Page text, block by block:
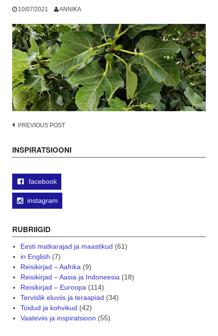
10/07/2021 ANNIKA
Post
PREVIOUS POST
INSPIRATSIOONI
facebook
instagram
RUBRIIGID
Eesti matkarajad ja maastikud (61)
in English (7)
Reisikirjad – Aafrika (9)
Reisikirjad – Aasia ja Indoneesia (18)
Reisikirjad – Euroopa (114)
Tervislik eluviis ja teraapiad (34)
Toidud ja kohvikud (42)
Vaateviis ja inspiratsioon (55)